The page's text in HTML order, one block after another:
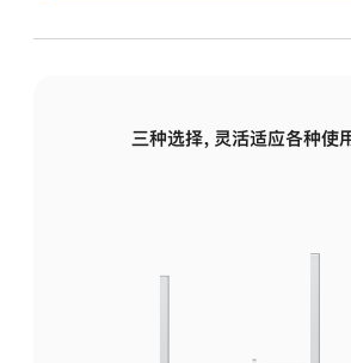
三种选择，灵活适应各种使